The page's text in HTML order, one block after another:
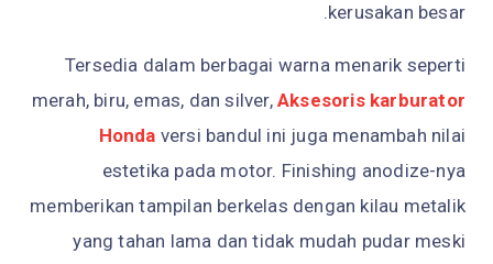
kerusakan besar.
Tersedia dalam berbagai warna menarik seperti
merah, biru, emas, dan silver, Aksesoris karburator
Honda versi bandul ini juga menambah nilai
estetika pada motor. Finishing anodize-nya
memberikan tampilan berkelas dengan kilau metalik
yang tahan lama dan tidak mudah pudar meski